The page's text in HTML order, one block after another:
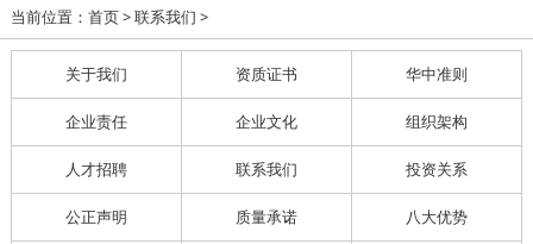
当前位置： 首页> 联系我们 >
关于我们 资质证书 华中准则
企业责任 企业文化 组织架构
人才招聘 联系我们 投资关系
公正声明 质量承诺 八大优势